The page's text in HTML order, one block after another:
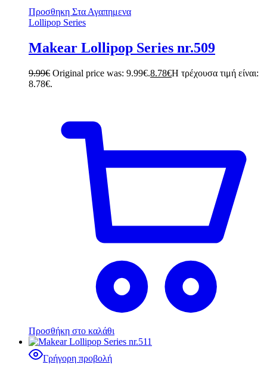
Προσθηκη Στα Αγαπημενα
Lollipop Series
Makear Lollipop Series nr.509
9.99€ Original price was: 9.99€.8.78€Η τρέχουσα τιμή είναι:
8.78€.
Προσθήκη στο καλάθι
Γρήγορη προβολή